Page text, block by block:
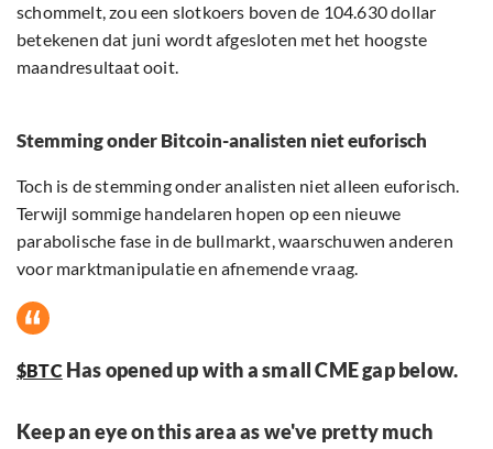
schommelt, zou een slotkoers boven de 104.630 dollar
betekenen dat juni wordt afgesloten met het hoogste
maandresultaat ooit.
Stemming onder Bitcoin-analisten niet euforisch
Toch is de stemming onder analisten niet alleen euforisch.
Terwijl sommige handelaren hopen op een nieuwe
parabolische fase in de bullmarkt, waarschuwen anderen
voor marktmanipulatie en afnemende vraag.
$BTCHas opened up with a small CME gap below.
Keep an eye on this area as we've pretty much